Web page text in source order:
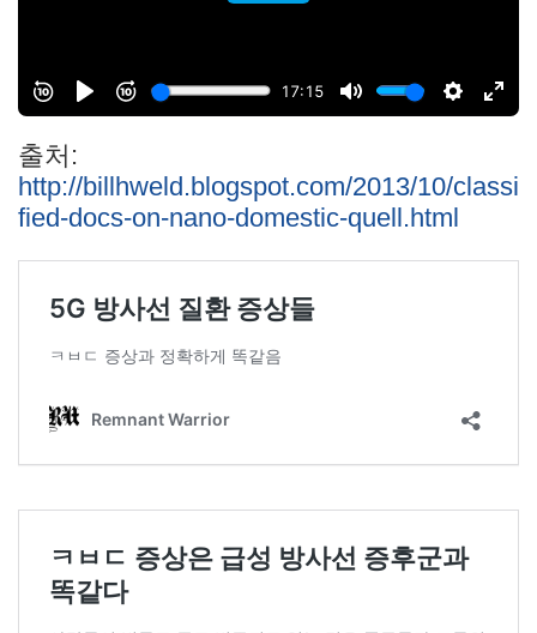
출처:
http://billhweld.blogspot.com/2013/10/classi
fied-docs-on-nano-domestic-quell.html